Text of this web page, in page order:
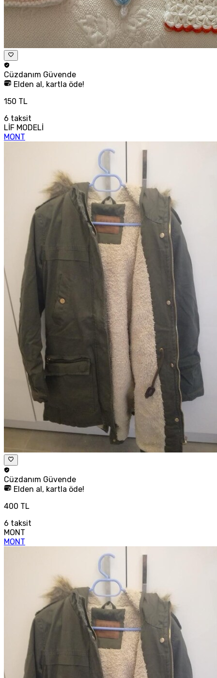
Cüzdanım Güvende
Elden al, kartla öde!
150 TL
6 taksit
LİF MODELİ
MONT
Cüzdanım Güvende
Elden al, kartla öde!
400 TL
6 taksit
MONT
MONT